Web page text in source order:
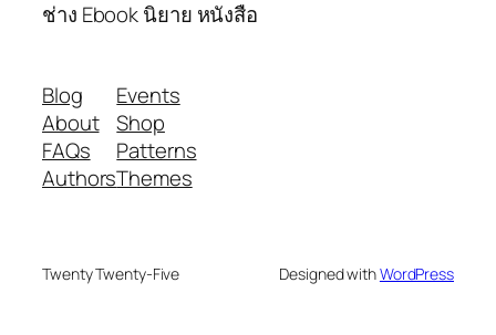
ช่าง Ebook นิยาย หนังสือ
Blog
About
FAQs
Authors
Events
Shop
Patterns
Themes
Twenty Twenty-Five Designed withWordPress